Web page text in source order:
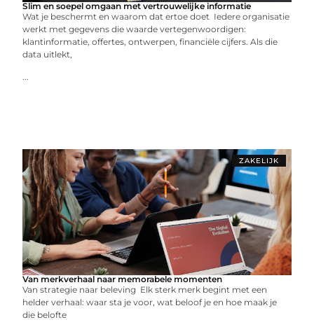
Slim en soepel omgaan met vertrouwelijke informatie
Wat je beschermt en waarom dat ertoe doet Iedere organisatie
werkt met gegevens die waarde vertegenwoordigen:
klantinformatie, offertes, ontwerpen, financiële cijfers. Als die
data uitlekt,
...
ZAKELIJK
Van merkverhaal naar memorabele momenten
Van strategie naar beleving Elk sterk merk begint met een
helder verhaal: waar sta je voor, wat beloof je en hoe maak je
die belofte